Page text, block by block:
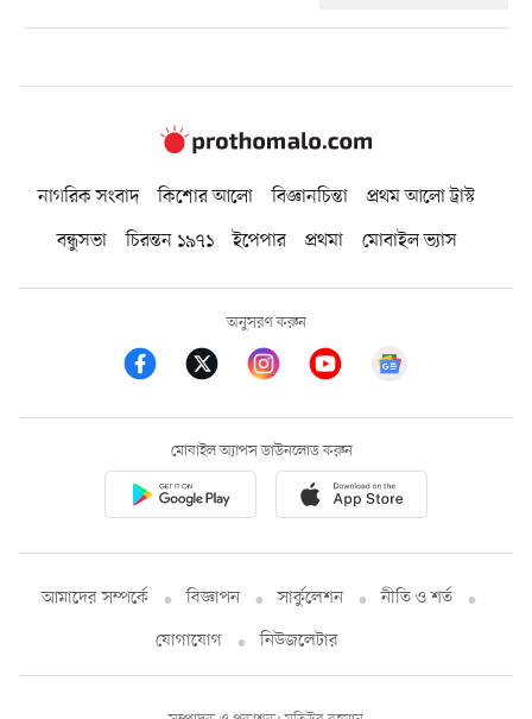
নাগরিক সংবাদ কিশোর আলো বিজ্ঞানচিন্তা
প্রথম আলো ট্রাস্ট
বন্ধুসভা
চিরন্তন ১৯৭১ ইপেপার প্রথমা মোবাইল ভ্যাস
অনুসরণ করুন
মোবাইল অ্যাপস ডাউনলোড করুন
আমাদের সম্পর্কে বিজ্ঞাপন সার্কুলেশন
নীতি ও শর্ত
যোগাযোগ
নিউজলেটার